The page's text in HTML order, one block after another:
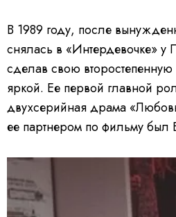
В 1989 году, после
снялась в «Интердевочке» у
сделав свою
яркой. Ее первой главной
двухсерийная драма
ее партнером по фильму был